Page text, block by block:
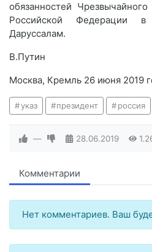
обязанностей
Российской Федерации в
Даруссалам.
В.Путин
Москва, Кремль 26 июня 2019
указ президент россия
— 28.06.2019
Комментарии
Нет комментариев. Ваш